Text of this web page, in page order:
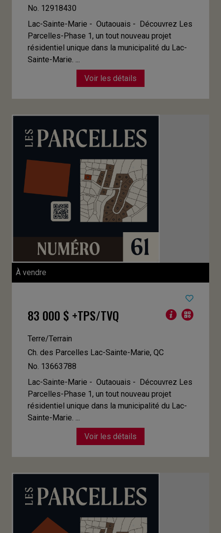
No. 12918430
Lac-Sainte-Marie - Outaouais - Découvrez Les
Parcelles-Phase 1, un tout nouveau projet
résidentiel unique dans la municipalité du Lac-
Sainte-Marie. ...
Voir les détails
À vendre
83 000 $ +TPS/TVQ
Terre/Terrain
Ch. des Parcelles Lac-Sainte-Marie, QC
No. 13663788
Lac-Sainte-Marie - Outaouais -
Découvrez Les
Parcelles-Phase 1, un tout nouveau projet
résidentiel unique dans la municipalité du Lac-
Sainte-Marie. ...
Voir les détails